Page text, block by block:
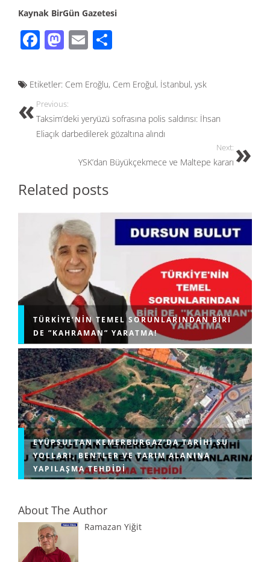
Kaynak BirGün Gazetesi
F
e
b
o
o
M
to
d
o
n
E
ail ar
Etiketler: Cem Eroğlu, Cem Eroğul, İstanbul, ysk
Previous:
Taksim’deki yeryüzü sofrasına polis saldırısı: İhsan
Eliaçık darbedilerek gözaltına alındı
Next:
YSK’dan Büyükçekmece ve Maltepe kararı
Related posts
TÜRKIYE’NIN TEMEL SORUNLARINDAN BIRI
DE ”KAHRAMAN” YARATMA!
EYÜPSULTAN KEMERBURGAZ’DA TARIHI SU
YOLLARI, BENTLER VE TARIM ALANINA
YAPILAŞMA TEHDIDI
About The Author
Ramazan Yiğit